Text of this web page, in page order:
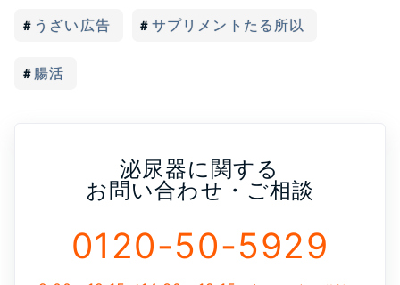
うざい広告 サプリメントたる所以
腸活
泌尿器に関する
お問い合わせ・ご相談
0120-50-5929